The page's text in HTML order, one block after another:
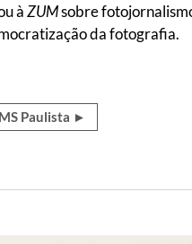
àZUMsobre
da fotografia.
Paulista ►